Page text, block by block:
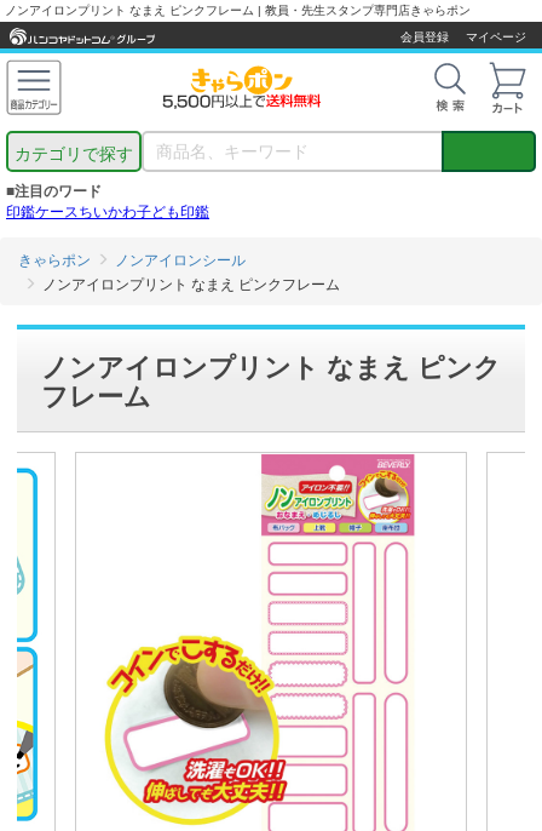
ノンアイロンプリント なまえ ピンクフレーム | 教員・先生スタンプ専門店きゃらポン
会員登録
マイページ
カテゴリで探す
■注目のワード
印鑑ケースちいかわ子ども印鑑
きゃらポン
ノンアイロンシール
ノンアイロンプリント なまえ ピンクフレーム
ノンアイロンプリント なまえ ピンク
フレーム